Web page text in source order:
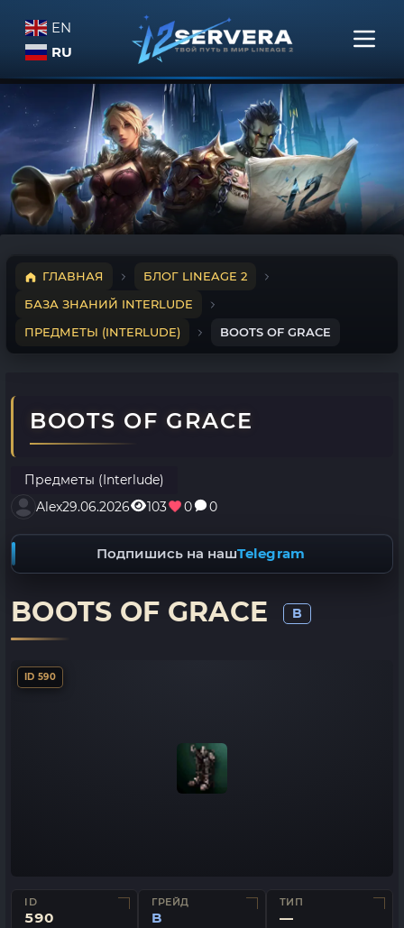
EN
RU
ГЛАВНАЯ
БЛОГ LINEAGE 2
БАЗА ЗНАНИЙ INTERLUDE
ПРЕДМЕТЫ (INTERLUDE)
BOOTS OF GRACE
BOOTS OF GRACE
Предметы (Interlude)
Alex29.06.2026 103 0 0
Подпишись на нашTelegram
BOOTS OF GRACE B
ID 590
ID
590
ГРЕЙД
B
ТИП
—